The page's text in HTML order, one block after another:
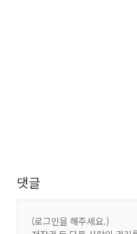
댓글